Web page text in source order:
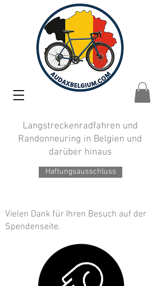
Haftungsausschluss
Langstreckenradfahren und
Randonneuring in Belgien und
darüber hinaus
Vielen Dank für Ihren Besuch auf der
Spendenseite.